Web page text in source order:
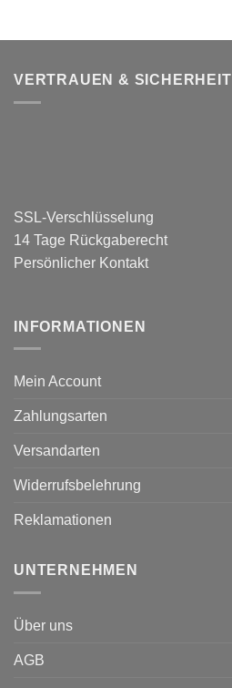
VERTRAUEN & SICHERHEIT
SSL-Verschlüsselung
14 Tage Rückgaberecht
Persönlicher Kontakt
INFORMATIONEN
Mein Account
Zahlungsarten
Versandarten
Widerrufsbelehrung
Reklamationen
UNTERNEHMEN
Über uns
AGB